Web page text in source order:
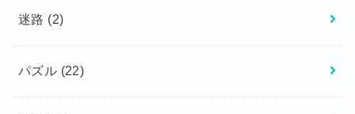
迷路 (2)
パズル (22)